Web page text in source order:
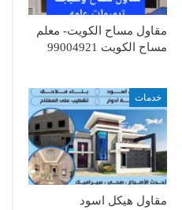
مقاول مساح الكويت- معلم
مساح الكويت 99004921
خدمات
مقاول هيكل اسود